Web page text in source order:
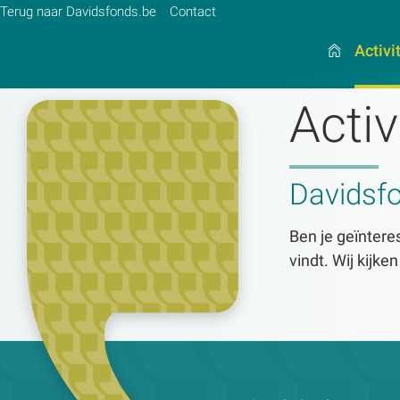
Terug naar Davidsfonds.be Contact
Ben je
vindt. Wij
Zoek: